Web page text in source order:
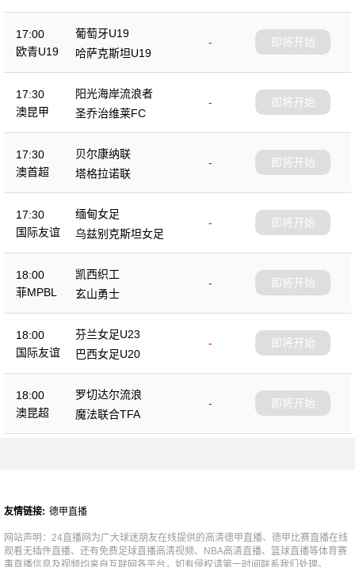
17:00
欧青U19
葡萄牙U19
-
哈萨克斯坦U19
即将开始
17:30
澳昆甲
阳光海岸流浪者
-
圣乔治维莱FC
即将开始
17:30
澳首超
贝尔康纳联
-
塔格拉诺联
即将开始
17:30
国际友谊
缅甸女足
-
乌兹别克斯坦女足
即将开始
18:00
菲MPBL
凯西织工
-
玄山勇士
即将开始
18:00
国际友谊
芬兰女足U23
-
巴西女足U20
即将开始
18:00
澳昆超
罗切达尔流浪
-
魔法联合TFA
即将开始
友情链接: 德甲直播
网站声明：24直播网为广大球迷朋友在线提供的高清德甲直播、德甲比赛直播在线
观看无插件直播、还有免费足球直播高清视频、NBA高清直播、篮球直播等体育赛
事直播信息及视频均来自互联网各平台，如有侵权请第一时间联系我们处理。